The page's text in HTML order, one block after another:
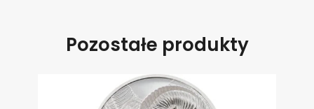
Pozostałe produkty